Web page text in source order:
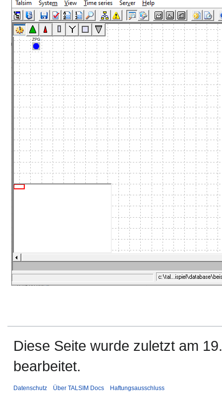
Diese Seite wurde zuletzt am
bearbeitet.
Datenschutz Über TALSIM Docs Haftungsausschluss